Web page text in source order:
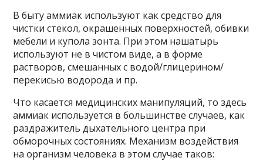
В быту аммиак используют как средство для
чистки стекол, окрашенных поверхностей, обивки
мебели и купола зонта. При этом нашатырь
используют не в чистом виде, а в форме
растворов, смешанных с водой/глицерином/
перекисью водорода и пр.
Что касается медицинских манипуляций, то здесь
аммиак используется в большинстве случаев, как
раздражитель дыхательного центра при
обморочных состояниях. Механизм воздействия
на организм человека в этом случае таков: